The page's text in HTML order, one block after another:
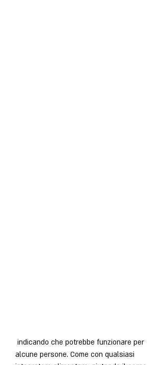
alcune persone. Come con qualsiasi